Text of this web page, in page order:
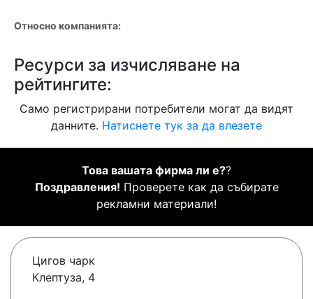
Относно компанията:
Ресурси за изчисляване на
рейтингите:
Само регистрирани потребители могат да видят
данните. Натиснете тук за да влезете
Това вашата фирма ли е??
Поздравления! Проверете как да събирате
рекламни материали!
Цигов чарк
Клептуза, 4